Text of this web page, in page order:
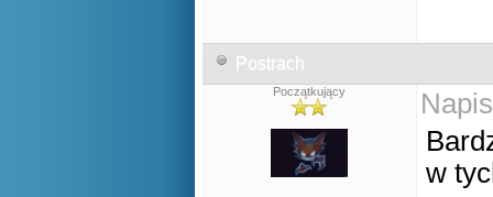
Postrach
Początkujący
w